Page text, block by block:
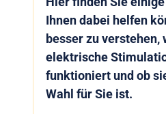
Ihnen dabei helfen
besser zu verstehen,
elektrische
funktioniert und ob
Wahl für Sie ist.